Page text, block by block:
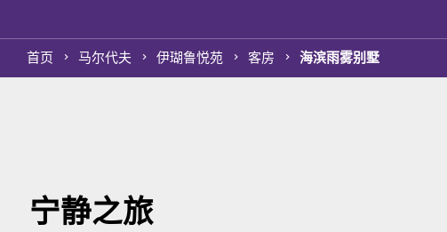
首页 马尔代夫 伊瑚鲁悦苑 客房 海滨雨雾别墅
宁静之旅